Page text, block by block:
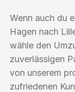
Wenn auch du
Hagen nach
wähle den
zuverlässigen
von unserem
zufriedenen